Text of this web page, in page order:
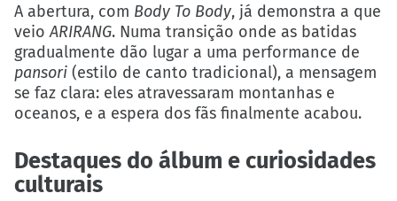
A abertura, com Body To Body, já demonstra a que
veioARIRANG. Numa transição onde as batidas
gradualmente dão lugar a uma performance de
pansori (estilo de canto tradicional), a mensagem
se faz clara: eles atravessaram montanhas e
oceanos, e a espera dos fãs finalmente acabou.
Destaques do álbum e curiosidades
culturais